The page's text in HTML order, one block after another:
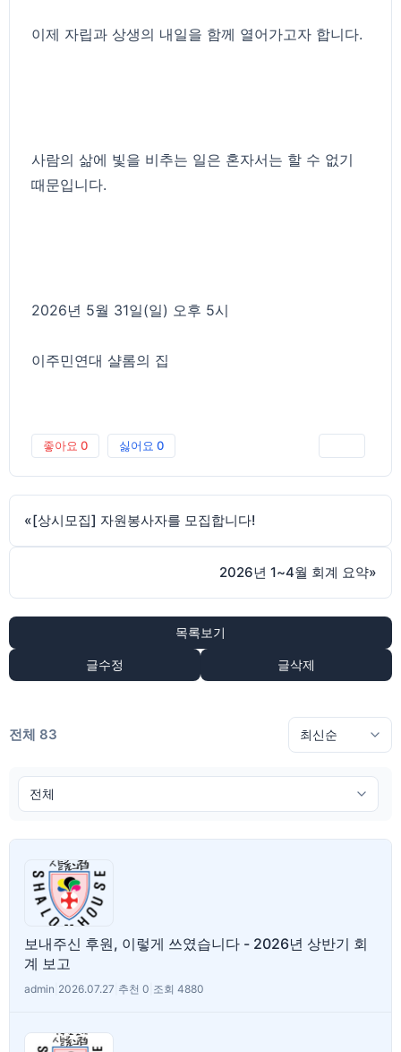
이제 자립과 상생의 내일을 함께 열어가고자 합니다.
사람의 삶에 빛을 비추는 일은 혼자서는 할 수 없기
때문입니다.
2026년 5월 31일(일) 오후 5시
이주민연대 샬롬의 집
좋아요 0 싫어요 0
«[상시모집] 자원봉사자를 모집합니다!
2026년 1~4월 회계 요약»
목록보기
글수정 글삭제
전체 83
보내주신 후원, 이렇게 쓰였습니다 - 2026년 상반기 회
계 보고
admin 2026.07.27 추천 0 조회 4880